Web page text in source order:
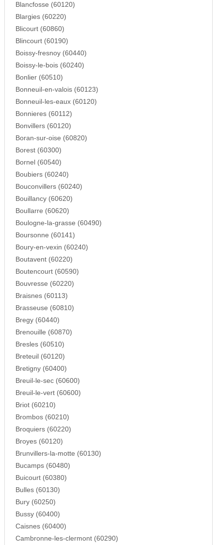
Blancfosse (60120)
Blargies (60220)
Blicourt (60860)
Blincourt (60190)
Boissy-fresnoy (60440)
Boissy-le-bois (60240)
Bonlier (60510)
Bonneuil-en-valois (60123)
Bonneuil-les-eaux (60120)
Bonnieres (60112)
Bonvillers (60120)
Boran-sur-oise (60820)
Borest (60300)
Bornel (60540)
Boubiers (60240)
Bouconvillers (60240)
Bouillancy (60620)
Boullarre (60620)
Boulogne-la-grasse (60490)
Boursonne (60141)
Boury-en-vexin (60240)
Boutavent (60220)
Boutencourt (60590)
Bouvresse (60220)
Braisnes (60113)
Brasseuse (60810)
Bregy (60440)
Brenouille (60870)
Bresles (60510)
Breteuil (60120)
Bretigny (60400)
Breuil-le-sec (60600)
Breuil-le-vert (60600)
Briot (60210)
Brombos (60210)
Broquiers (60220)
Broyes (60120)
Brunvillers-la-motte (60130)
Bucamps (60480)
Buicourt (60380)
Bulles (60130)
Bury (60250)
Bussy (60400)
Caisnes (60400)
Cambronne-les-clermont (60290)